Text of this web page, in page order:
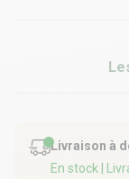
Livraison à
En stock
|